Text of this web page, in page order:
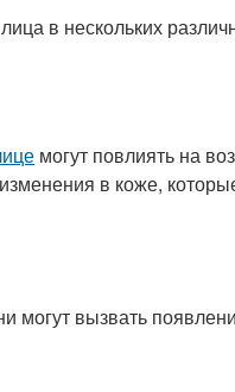
в нескольких
могут повлиять на
в коже,
могут вызвать